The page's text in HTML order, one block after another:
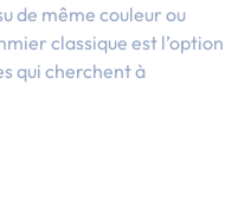
de même couleur ou
classique est l’option
qui cherchent à